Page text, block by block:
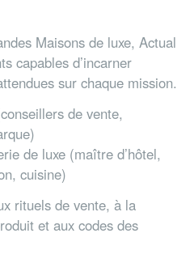
Maisons de luxe, Actual
capables d’incarner
sur chaque mission.
de vente,
de luxe (maître d’hôtel,
cuisine)
rituels de vente, à la
et aux codes des